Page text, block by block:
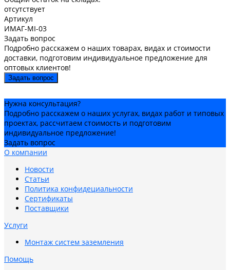
отсутствует
Артикул
ИМАГ-MI-03
Задать вопрос
Подробно расскажем о наших товарах, видах и стоимости
доставки, подготовим индивидуальное предложение для
оптовых клиентов!
Задать вопрос
Нужна консультация?
Подробно расскажем о наших услугах, видах работ и типовых
проектах, рассчитаем стоимость и подготовим
индивидуальное предложение!
Задать вопрос
О компании
Новости
Статьи
Политика конфидециальности
Сертификаты
Поставщики
Услуги
Монтаж систем заземления
Помощь